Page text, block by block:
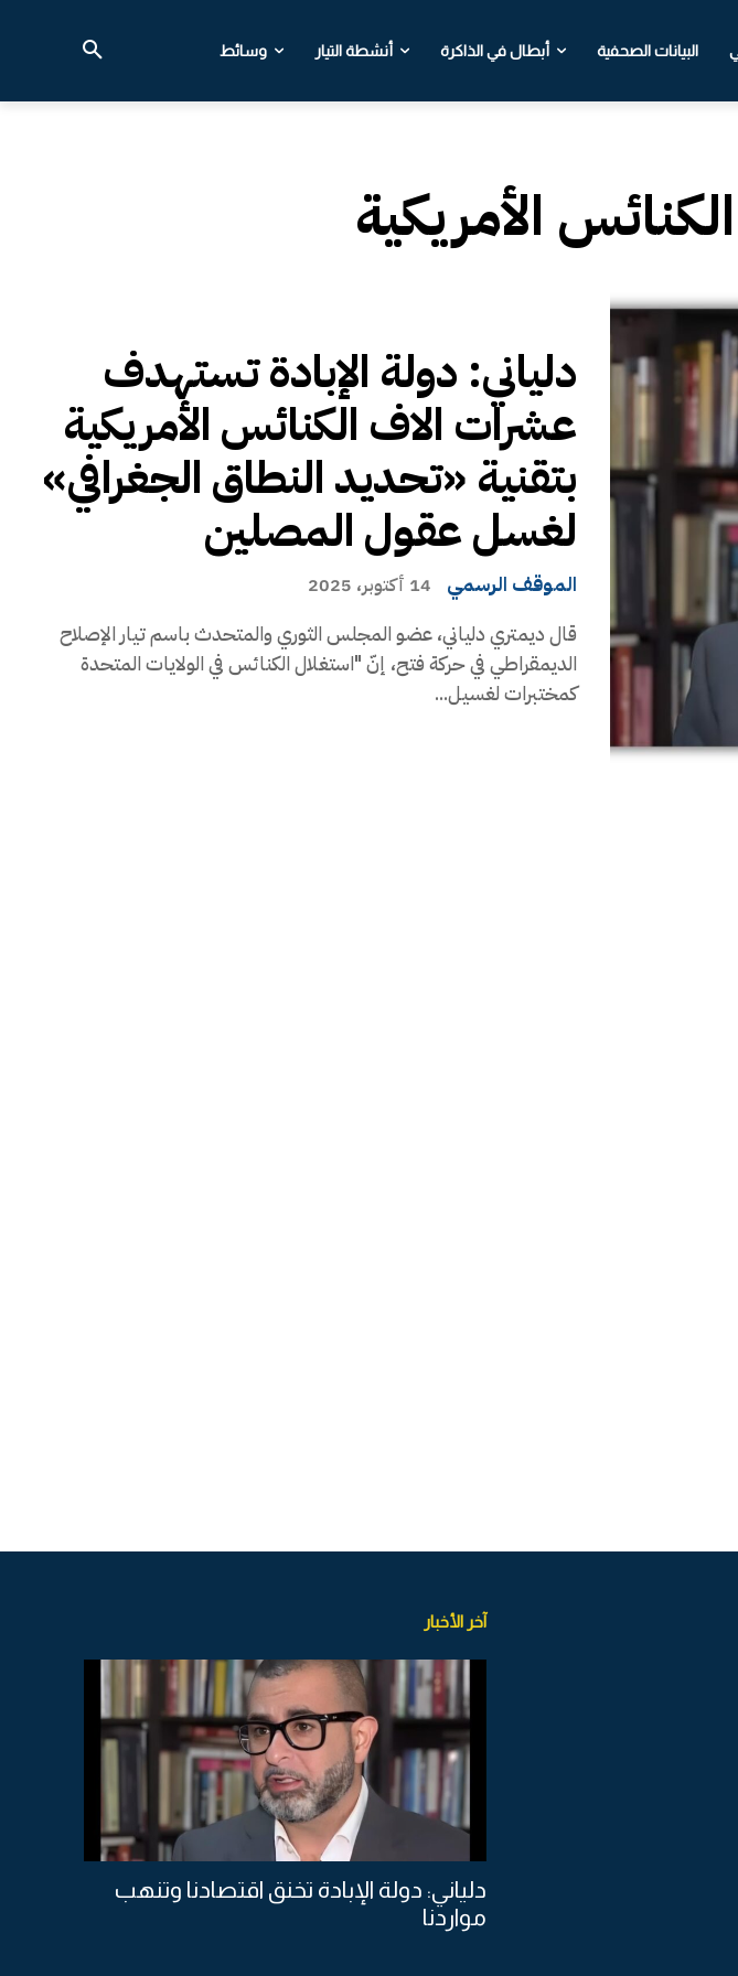
البيانات الصحفية أبطال في الذاكرة أنشطة التيار وسائط
الكنائس الأمريكية
دلياني: دولة الإبادة تستهدف
عشرات الاف الكنائس الأمريكية
بتقنية «تحديد النطاق الجغرافي»
لغسل عقول المصلين
الموقف الرسمي 14 أكتوبر، 2025
قال ديمتري دلياني، عضو المجلس الثوري والمتحدث باسم تيار الإصلاح
الديمقراطي في حركة فتح، إنّ "استغلال الكنائس في الولايات المتحدة
كمختبرات لغسيل...
آخر الأخبار
دلياني: دولة الإبادة تخنق اقتصادنا وتنهب
مواردنا